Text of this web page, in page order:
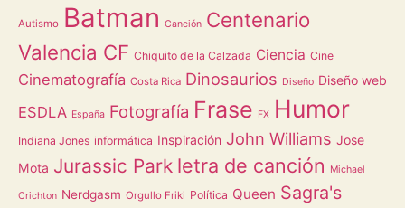
Autismo Batman Canción Centenario
Valencia CF Chiquito de la Calzada Ciencia Cine
Cinematografía Costa Rica Dinosaurios Diseño Diseño web
ESDLA España Fotografía Frase FX Humor
Indiana Jones informática Inspiración John Williams Jose
Mota Jurassic Park letra de canción Michael
Crichton Nerdgasm Orgullo Friki Política Queen Sagra's